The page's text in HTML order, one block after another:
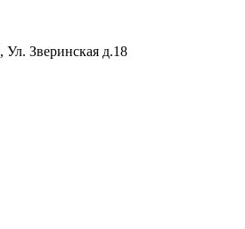
, Ул. Зверинская д.18